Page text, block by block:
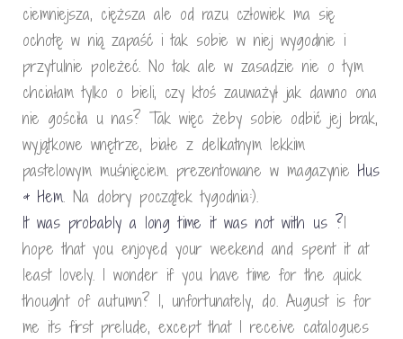
ciemniejsza, cięższa ale od razu człowiek ma się
ochotę w nią zapaść i tak sobie w niej wygodnie i
przytulnie poleżeć. No tak ale w zasadzie nie o tym
chciałam tylko o bieli, czy ktoś zauważył jak dawno ona
nie gościła u nas? Tak więc żeby sobie odbić jej brak,
wyjątkowe wnętrze, białe z delikatnym lekkim
pastelowym muśnięciem. prezentowane w magazynie Hus
& Hem. Na dobry początek tygodnia:).
It was probably a long time it was not with us ?I
hope that you enjoyed your weekend and spent it at
least lovely. I wonder if you have time for the quick
thought of autumn? I, unfortunately, do. August is for
me its first prelude, except that I receive catalogues